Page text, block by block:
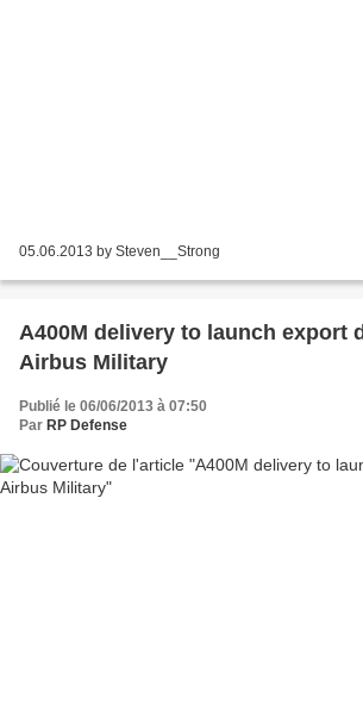
05.06.2013 by Steven__Strong
A400M delivery to launch export
Airbus Military
Publié le 06/06/2013 à 07:50
Par RP Defense